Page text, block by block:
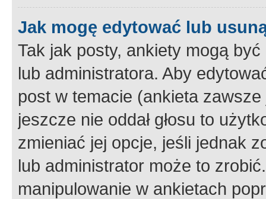
Jak mogę edytować lub
Tak jak posty, ankiety mogą
lub administratora. Aby
post w temacie (ankieta
jeszcze nie oddał głosu to
zmieniać jej opcje, jeśli jednak
lub administrator może to
manipulowanie w ankietach